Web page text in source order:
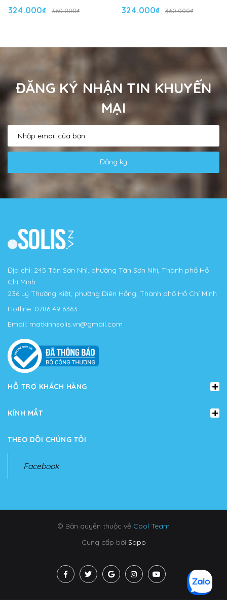
324.000₫ 360.000₫ 324.000₫ 360.000₫
ĐĂNG KÝ NHẬN TIN KHUYẾN
MẠI
Đăng ký
Địa chỉ: 245 Tân Sơn Nhì, phường Tân Sơn Nhì, Thành phố Hồ
Chí Minh
236 Lý Thường Kiệt, phường Diên Hồng, Thành phố Hồ Chí Minh
Hotline: 0786 49 6363
Email: matkinhsolis.vn@gmail.com
HỖ TRỢ KHÁCH HÀNG
KÍNH MẮT
THEO DÕI CHÚNG TÔI
Facebook
© Bản quyền thuộc về Cool Team
Cung cấp bởi Sapo